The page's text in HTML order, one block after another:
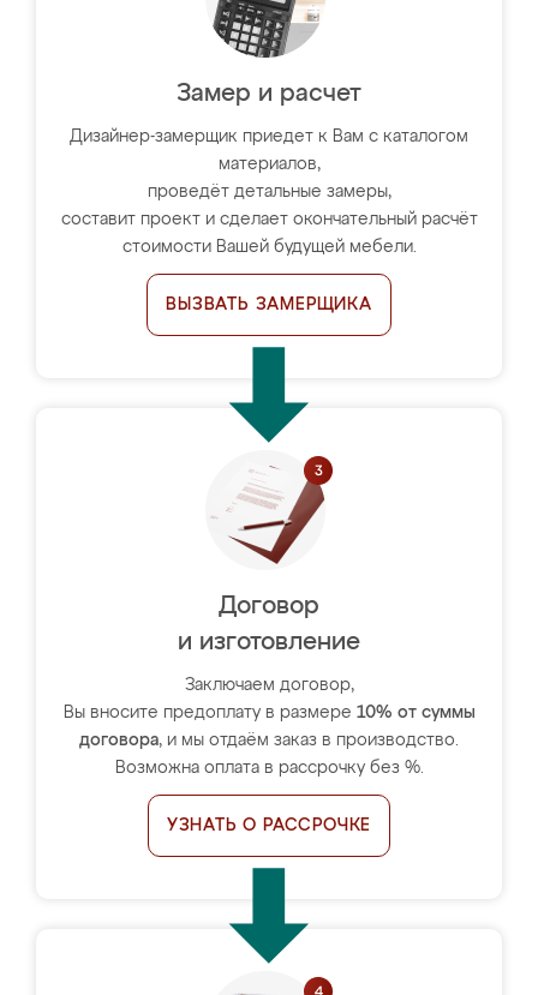
Замер и расчет
Дизайнер-замерщик приедет к Вам с каталогом
материалов,
проведёт детальные замеры,
составит проект и сделает окончательный расчёт
стоимости Вашей будущей мебели.
ВЫЗВАТЬ ЗАМЕРЩИКА
Договор
и изготовление
Заключаем договор,
Вы вносите предоплату в размере 10% от суммы
договора, и мы отдаём заказ в производство.
Возможна оплата в рассрочку без %.
УЗНАТЬ О РАССРОЧКЕ